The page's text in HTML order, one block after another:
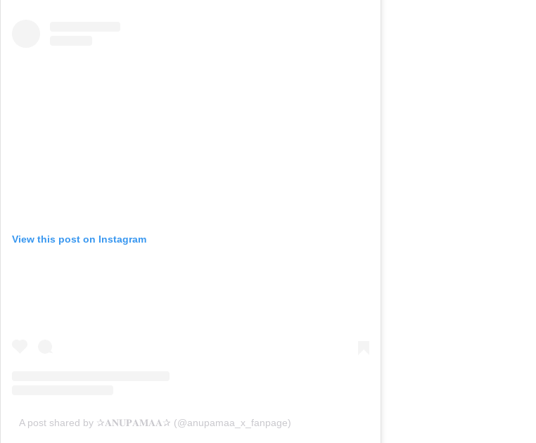
View this post on Instagram
A post shared by ✰𝐀𝐍𝐔𝐏𝐀𝐌𝐀𝐀✰ (@anupamaa_x_fanpage)